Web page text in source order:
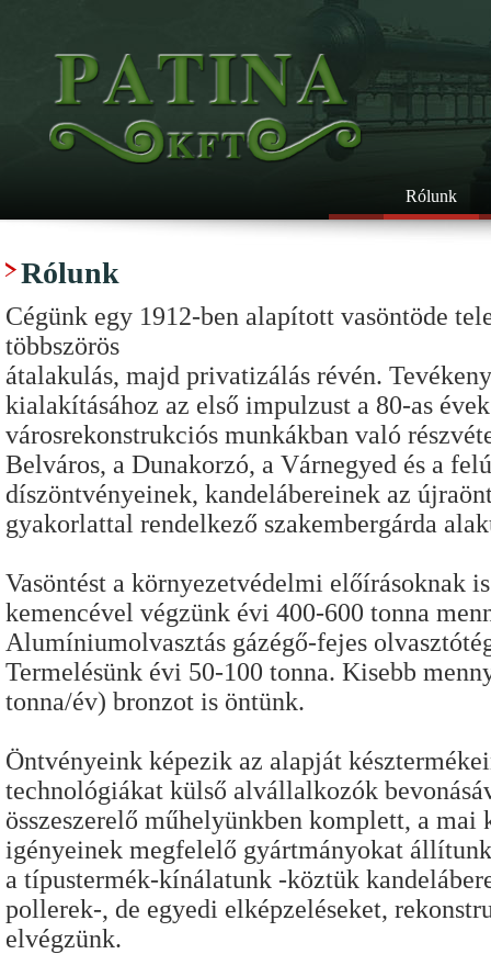
Rólunk
Rólunk
Cégünk egy 1912-ben alapított vasöntöde
többszörös
átalakulás, majd privatizálás révén.
kialakításához az első impulzust a 80-as
városrekonstrukciós munkákban való
Belváros, a Dunakorzó, a Várnegyed és a
díszöntvényeinek, kandelábereinek az
gyakorlattal rendelkező szakembergárda
Vasöntést a környezetvédelmi előírásoknak
kemencével végzünk évi 400-600 tonna
Alumíniumolvasztás gázégő-fejes
Termelésünk évi 50-100 tonna. Kisebb
tonna/év) bronzot is öntünk.
Öntvényeink képezik az alapját
technológiákat külső alvállalkozók
összeszerelő műhelyünkben komplett, a mai
igényeinek megfelelő gyártmányokat
a típustermék-kínálatunk -köztük
pollerek-, de egyedi elképzeléseket,
elvégzünk.